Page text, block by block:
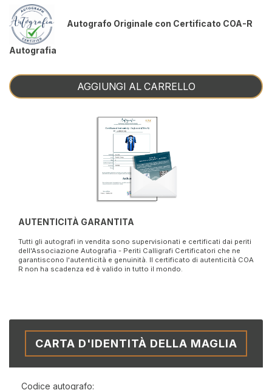
Autografo Originale con Certificato COA-R
Autografia
AGGIUNGI AL CARRELLO
AUTENTICITÀ GARANTITA
Tutti gli autografi in vendita sono supervisionati e certificati dai periti
dell'Associazione Autografia - Periti Calligrafi Certificatori che ne
garantiscono l'autenticità e genuinità. Il certificato di autenticità COA
R non ha scadenza ed è valido in tutto il mondo.
CARTA D'IDENTITÀ DELLA MAGLIA
Codice autografo: